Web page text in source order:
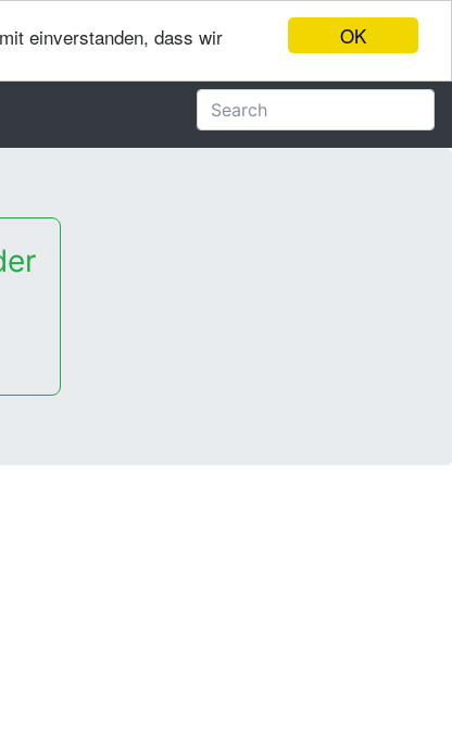
OK
einverstanden, dass wir